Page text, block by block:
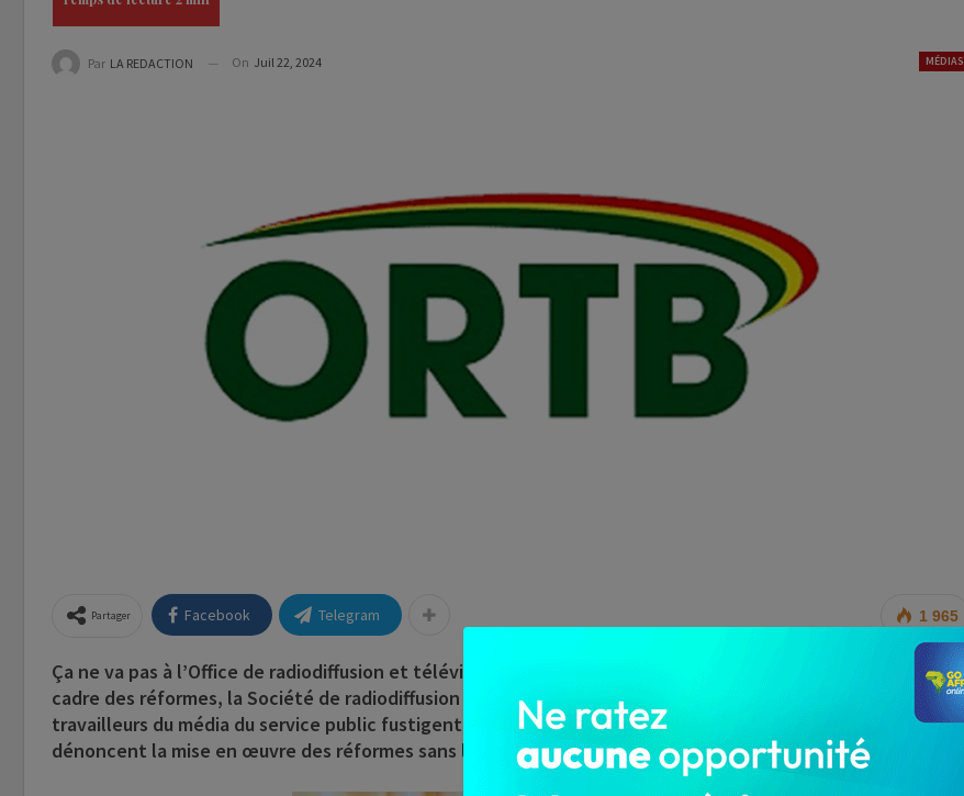
MÉDIAS
Par LA REDACTION On Juil 22, 2024
1 965
Partager Facebook Telegram
Ça ne va pas à l’Office de radiodiffusion et télévision du Bénin (ORTB) devenue il y a quelques mois dans le
cadre des réformes, la Société de radiodiffusion et télévision du Bénin (SRTB). Et pour cause, les
travailleurs du média du service public fustigent des conditions de travail de plus en plus délétères et
dénoncent la mise en œuvre des réformes sans leur implication aucune.